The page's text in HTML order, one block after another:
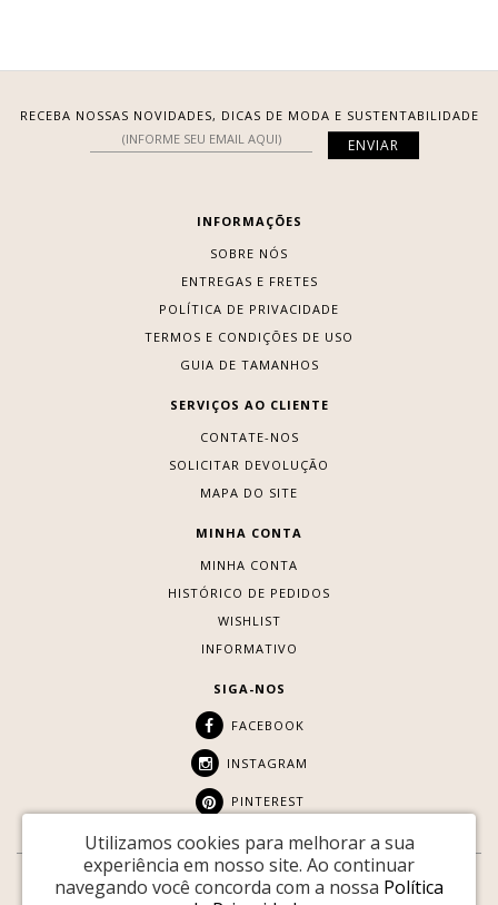
RECEBA NOSSAS NOVIDADES, DICAS DE MODA E SUSTENTABILIDADE
INFORMAÇÕES
SOBRE NÓS
ENTREGAS E FRETES
POLÍTICA DE PRIVACIDADE
TERMOS E CONDIÇÕES DE USO
GUIA DE TAMANHOS
SERVIÇOS AO CLIENTE
CONTATE-NOS
SOLICITAR DEVOLUÇÃO
MAPA DO SITE
MINHA CONTA
MINHA CONTA
HISTÓRICO DE PEDIDOS
WISHLIST
INFORMATIVO
SIGA-NOS
FACEBOOK
INSTAGRAM
PINTEREST
SITE SEGURO:
Utilizamos cookies para melhorar a sua
experiência em nosso site. Ao continuar
navegando você concorda com a nossa Política